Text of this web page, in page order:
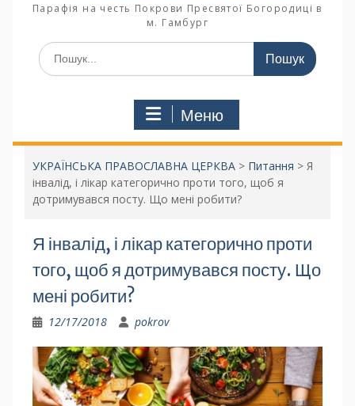
Парафія на честь Покрови Пресвятої Богородиці в
м. Гамбург
Меню
УКРАЇНСЬКА ПРАВОСЛАВНА ЦЕРКВА> Питання > Я
інвалід, і лікар категорично проти того, щоб я
дотримувався посту. Що мені робити?
Я інвалід, і лікар категорично проти
того, щоб я дотримувався посту. Що
мені робити?
12/17/2018 pokrov